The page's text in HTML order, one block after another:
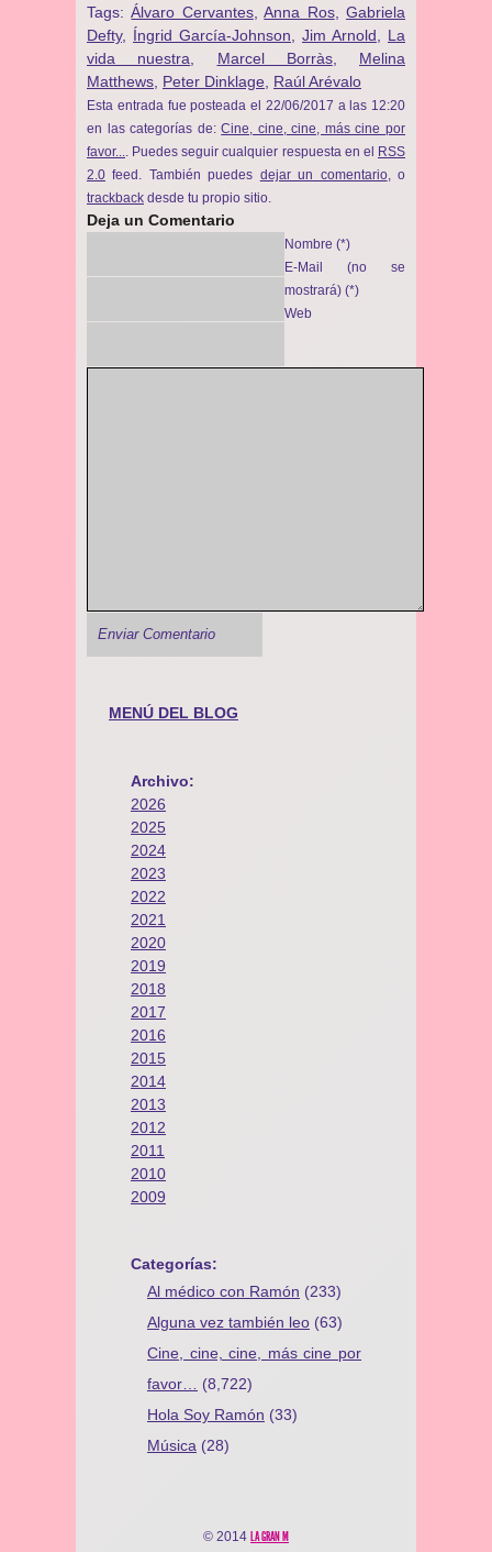
Tags:Álvaro Cervantes,Anna Ros,Gabriela
Defty, Íngrid García-Johnson Jim Arnold
La
vida nuestra
Marcel Borràs, Melina
Matthews Peter Dinklage Raúl Arévalo
Esta entrada fue posteada el 22/06/2017 a las 12:20
en las categorías de:Cine, cine, cine, más cine por
favor...
. Puedes seguir cualquier respuesta en el RSS
2.0 feed. También puedes dejar un comentario, o
trackback desde tu propio sitio.
Deja un Comentario
Nombre (*)
E-Mail (no se
mostrará) (*)
Web
MENÚ DEL BLOG
Archivo:
2026
2025
2024
2023
2022
2021
2020
2019
2018
2017
2016
2015
2014
2013
2012
2011
2010
2009
Categorías:
Al médico con Ramón (233)
Alguna vez también leo (63)
Cine, cine, cine, más cine por
favor…
(8,722)
Hola Soy Ramón (33)
Música (28)
© 2014 LA GRAN M